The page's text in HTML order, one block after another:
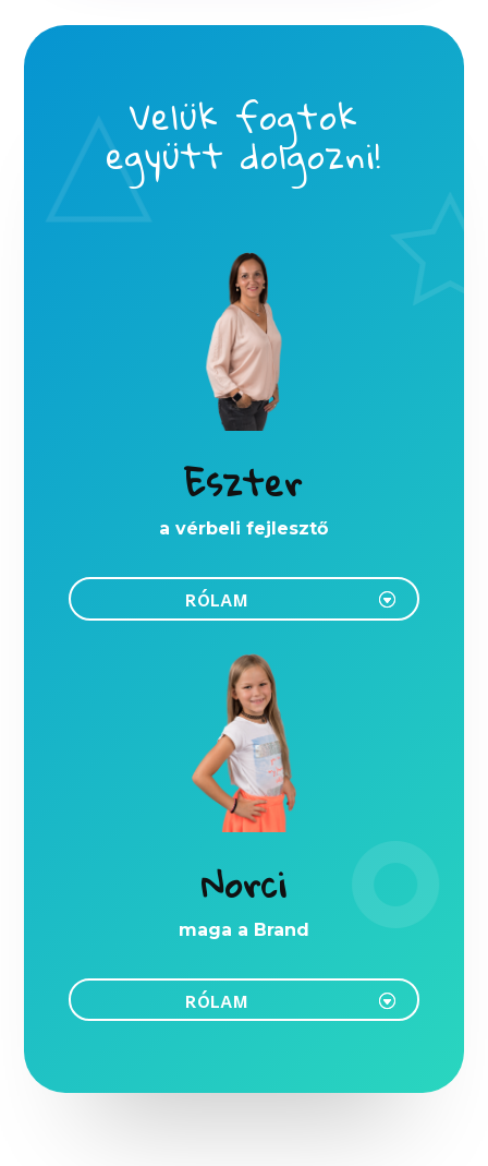
Velük fogtok
együtt dolgozni!
Eszter
a vérbeli fejlesztő
RÓLAM
Norci
maga a Brand
RÓLAM